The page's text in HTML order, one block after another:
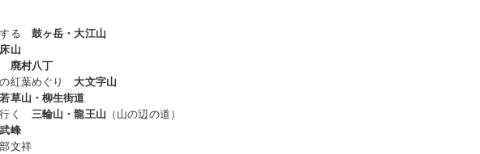
る 鼓ヶ岳・大江山
山
廃村八丁
の紅葉めぐり大文字山
若草山・柳生街道
く 三輪山・龍王山 （山の辺の道）
峰
文祥